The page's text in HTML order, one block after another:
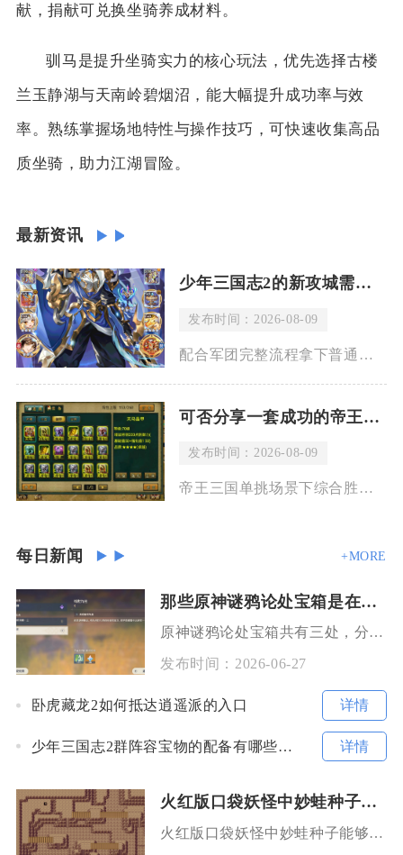
献，捐献可兑换坐骑养成材料。
驯马是提升坐骑实力的核心玩法，优先选择古楼
兰玉静湖与天南岭碧烟沼，能大幅提升成功率与效
率。熟练掌握场地特性与操作技巧，可快速收集高品
质坐骑，助力江湖冒险。
最新资讯
少年三国志2的新攻城需要多长时间
发布时间：2026-08-09
配合军团完整流程拿下普通郡城整体消耗在一个半周期，丰产重镇需要两个周期，若是全程
可否分享一套成功的帝王三国单挑最强阵容
发布时间：2026-08-09
帝王三国单挑场景下综合胜率最高的成型阵容为典韦（主坦步将）、刘三刀（核心爆发骑将
每日新闻 +MORE
那些原神谜鸦论处宝箱是在哪边
原神谜鸦论处宝箱共有三处，分别位于璃月地区的孤云阁、层岩巨渊地下矿区以及清籁岛。本次谜题解
发布时间： 2026-06-27
卧虎藏龙2如何抵达逍遥派的入口 详情
少年三国志2群阵容宝物的配备有哪些注意事项 详情
火红版口袋妖怪中妙蛙种子能获取吗
火红版口袋妖怪中妙蛙种子能够获取，原版正统内容里存在两种合规获取路径，改版内容还额外开放了